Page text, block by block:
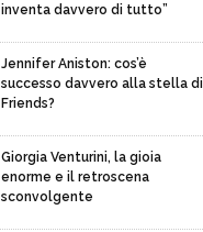
inventa davvero di tutto”
Jennifer Aniston: cos’è
successo davvero alla stella di
Friends?
Giorgia Venturini, la gioia
enorme e il retroscena
sconvolgente